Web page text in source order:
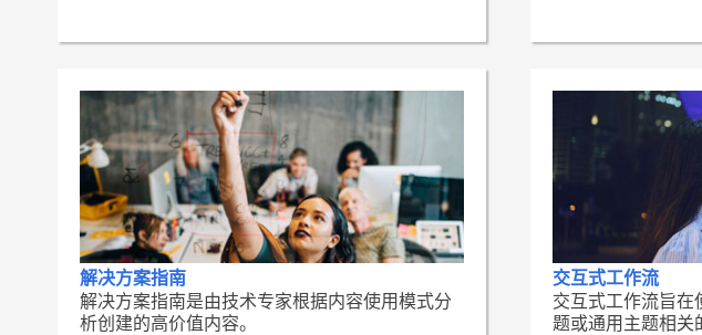
解决方案指南
解决方案指南是由技术专家根据内容使用模式分
析创建的高价值内容。
交互式工作流
交互式工作流旨在
题或通用主题相关